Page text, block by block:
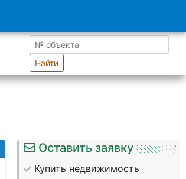
Найти
Оставить заявку
Купить недвижимость